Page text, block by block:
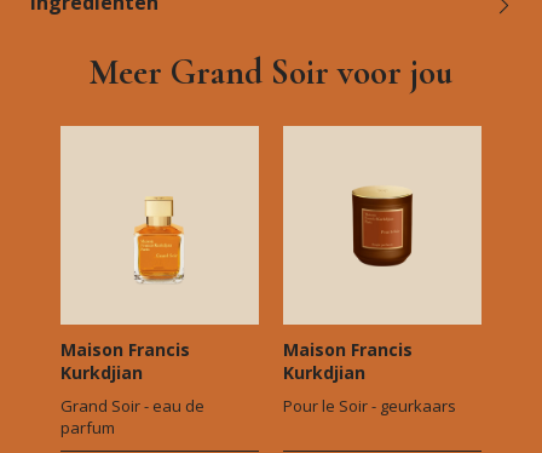
Meer Grand Soir voor jou
Maison Francis
Kurkdjian
Grand Soir - eau de
parfum
Maison Francis
Kurkdjian
Pour le Soir - geurkaars